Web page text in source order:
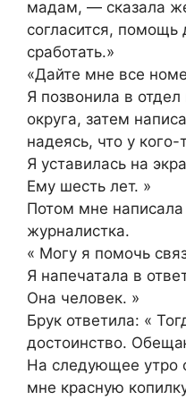
мадам, — сказала
согласится,
сработать.»
«Дайте мне все
Я позвонила в
округа, затем
надеясь, что у кого-
Я уставилась на
Ему шесть лет. »
Потом мне
журналистка.
« Могу я помочь
Я напечатала в
Она человек. »
Брук ответила: «
достоинство.
На следующее утро
мне красную